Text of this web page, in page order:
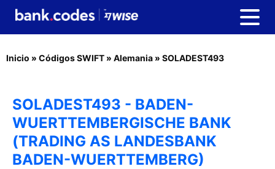
Inicio » Códigos SWIFT » Alemania » SOLADEST493
SOLADEST493 - BADEN-
WUERTTEMBERGISCHE BANK
(TRADING AS LANDESBANK
BADEN-WUERTTEMBERG)